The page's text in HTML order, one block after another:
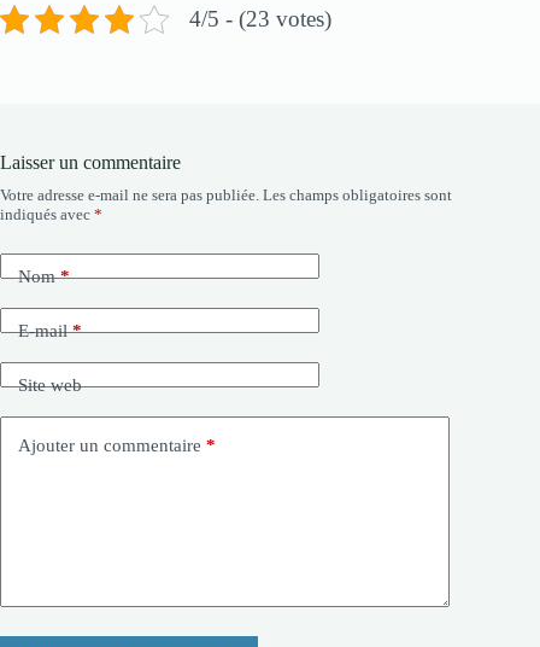
4/5 - (23 votes)
Laisser un commentaire
Votre adresse e-mail ne sera pas publiée. Les champs obligatoires sont
indiqués avec *
Nom*
E-mail*
Site web
Ajouter un commentaire *